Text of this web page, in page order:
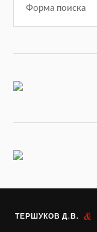
ТЕРШУКОВ Д.В. &